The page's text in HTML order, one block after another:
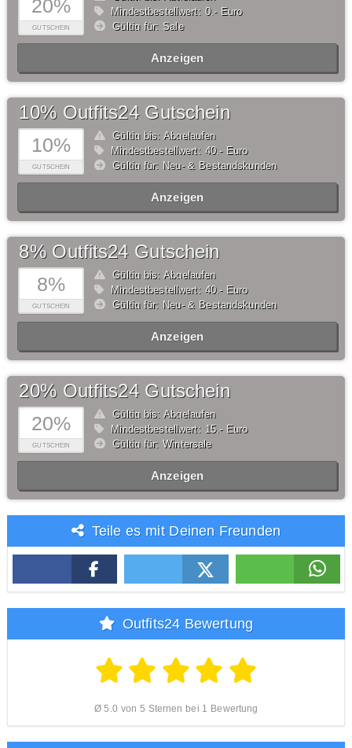
20%
GUTSCHEIN
Mindestbestellwert: 0,- Euro
Gültig für: Sale
Anzeigen
10%
GUTSCHEIN
10% Outfits24 Gutschein
Gültig bis: Abgelaufen
Mindestbestellwert: 40,- Euro
Gültig für: Neu- & Bestandskunden
Anzeigen
8%
GUTSCHEIN
8% Outfits24 Gutschein
Gültig bis: Abgelaufen
Mindestbestellwert: 40,- Euro
Gültig für: Neu- & Bestandskunden
Anzeigen
20%
GUTSCHEIN
20% Outfits24 Gutschein
Gültig bis: Abgelaufen
Mindestbestellwert: 15,- Euro
Gültig für: Wintersale
Anzeigen
Teile es mit Deinen Freunden
Outfits24 Bewertung
Ø 5.0 von 5 Sternen bei 1 Bewertung